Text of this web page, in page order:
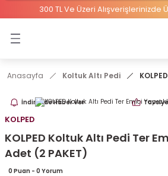
300 TL Ve Üzeri Alışverişlerinizde
Geri Dön
1
2
Anasayfa Koltuk Altı Pedi
İndirimde Haber Ver
KOLPED
KOLPED Koltuk Altı Pedi Ter
Adet (2 PAKET)
0 Puan - 0 Yorum